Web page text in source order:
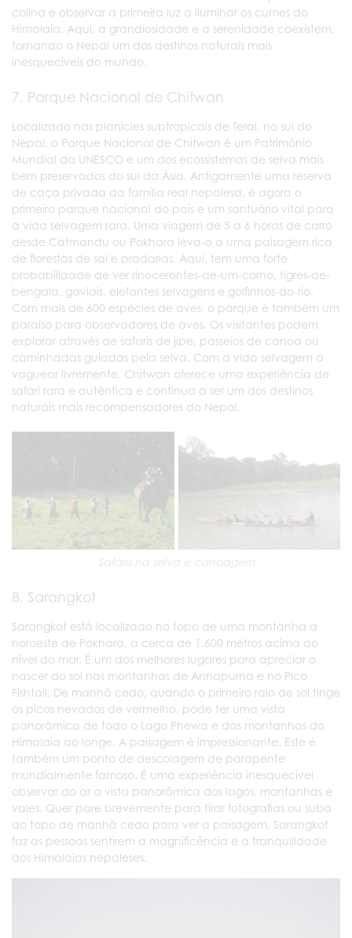
colina e observar a primeira luz a iluminar os cumes do
Himalaia. Aqui, a grandiosidade e a serenidade coexistem,
tornando o Nepal um dos destinos naturais mais
inesquecíveis do mundo.
7. Parque Nacional de Chitwan
Localizado nas planícies subtropicais de Terai, no sul do
Nepal, o Parque Nacional de Chitwan é um Património
Mundial da UNESCO e um dos ecossistemas de selva mais
bem preservados do sul da Ásia. Antigamente uma reserva
de caça privada da família real nepalesa, é agora o
primeiro parque nacional do país e um santuário vital para
a vida selvagem rara. Uma viagem de 5 a 6 horas de carro
desde Catmandu ou Pokhara leva-o a uma paisagem rica
de florestas de sal e pradarias. Aqui, tem uma forte
probabilidade de ver rinocerontes-de-um-corno, tigres-de-
bengala, gaviais, elefantes selvagens e golfinhos-do-rio.
Com mais de 600 espécies de aves, o parque é também um
paraíso para observadores de aves. Os visitantes podem
explorar através de safaris de jipe, passeios de canoa ou
caminhadas guiadas pela selva. Com a vida selvagem a
vaguear livremente, Chitwan oferece uma experiência de
safari rara e autêntica e continua a ser um dos destinos
naturais mais recompensadores do Nepal.
Safaris na selva e canoagem
8. Sarangkot
Sarangkot está localizado no topo de uma montanha a
noroeste de Pokhara, a cerca de 1.600 metros acima do
nível do mar. É um dos melhores lugares para apreciar o
nascer do sol nas montanhas de Annapurna e no Pico
Fishtail. De manhã cedo, quando o primeiro raio de sol tinge
os picos nevados de vermelho, pode ter uma vista
panorâmica de todo o Lago Phewa e das montanhas do
Himalaia ao longe. A paisagem é impressionante. Este é
também um ponto de descolagem de parapente
mundialmente famoso. É uma experiência inesquecível
observar do ar a vista panorâmica dos lagos, montanhas e
vales. Quer pare brevemente para tirar fotografias ou suba
ao topo de manhã cedo para ver a paisagem, Sarangkot
faz as pessoas sentirem a magnificência e a tranquilidade
dos Himalaias nepaleses.